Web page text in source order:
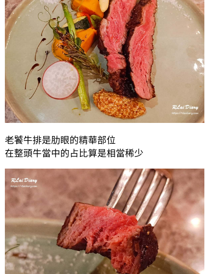
老饕牛排是肋眼的精華部位
在整頭牛當中的占比算是相當稀少